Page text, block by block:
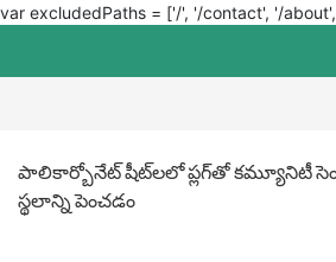
var excludedPaths = ['/', '/contact', '/
పాలికార్బోనేట్ షీట్‌లలో ప్లగ్‌తో కమ్యూనిటీ
స్థలాన్ని పెంచడం